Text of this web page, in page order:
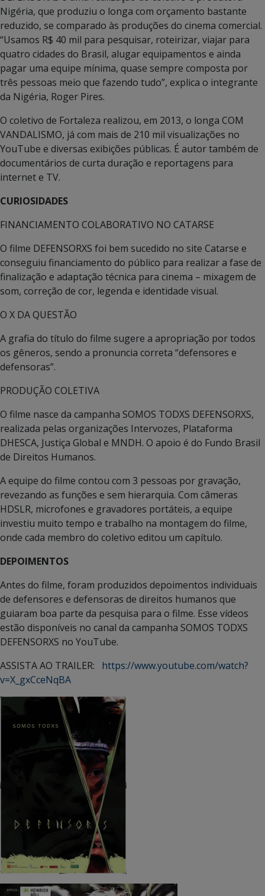
Nigéria, que produziu o longa com orçamento bastante
reduzido, se comparado às produções do cinema comercial.
“Usamos R$ 40 mil para pesquisar, roteirizar, viajar para
quatro cidades do Brasil, alugar equipamentos e ainda
pagar uma equipe mínima, quase sempre composta por
três pessoas meio que fazendo tudo”, explica o integrante
da Nigéria, Roger Pires.
O coletivo de Fortaleza realizou, em 2013, o longa COM
VANDALISMO, já com mais de 210 mil visualizações no
YouTube e diversas exibições públicas. É autor também de
documentários de curta duração e reportagens para
internet e TV.
CURIOSIDADES
FINANCIAMENTO COLABORATIVO NO CATARSE
O filme DEFENSORXS foi bem sucedido no site Catarse e
conseguiu financiamento do público para realizar a fase de
finalização e adaptação técnica para cinema – mixagem de
som, correção de cor, legenda e identidade visual.
O X DA QUESTÃO
A grafia do título do filme sugere a apropriação por todos
os gêneros, sendo a pronuncia correta “defensores e
defensoras”.
PRODUÇÃO COLETIVA
O filme nasce da campanha SOMOS TODXS DEFENSORXS,
realizada pelas organizações Intervozes, Plataforma
DHESCA, Justiça Global e MNDH. O apoio é do Fundo Brasil
de Direitos Humanos.
A equipe do filme contou com 3 pessoas por gravação,
revezando as funções e sem hierarquia. Com câmeras
HDSLR, microfones e gravadores portáteis, a equipe
investiu muito tempo e trabalho na montagem do filme,
onde cada membro do coletivo editou um capítulo.
DEPOIMENTOS
Antes do filme, foram produzidos depoimentos individuais
de defensores e defensoras de direitos humanos que
guiaram boa parte da pesquisa para o filme. Esse vídeos
estão disponíveis no canal da campanha SOMOS TODXS
DEFENSORXS no YouTube.
ASSISTA AO TRAILER: https://www.youtube.com/watch?
v=X_gxCceNqBA